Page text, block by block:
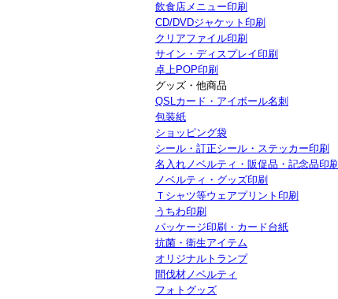
飲食店メニュー印刷
CD/DVDジャケット印刷
クリアファイル印刷
サイン・ディスプレイ印刷
卓上POP印刷
グッズ・他商品
QSLカード・アイボール名刺
包装紙
ショッピング袋
シール・訂正シール・ステッカー印刷
名入れノベルティ・販促品・記念品印刷
ノベルティ・グッズ印刷
Ｔシャツ等ウェアプリント印刷
うちわ印刷
パッケージ印刷・カード台紙
抗菌・衛生アイテム
オリジナルトランプ
間伐材ノベルティ
フォトグッズ